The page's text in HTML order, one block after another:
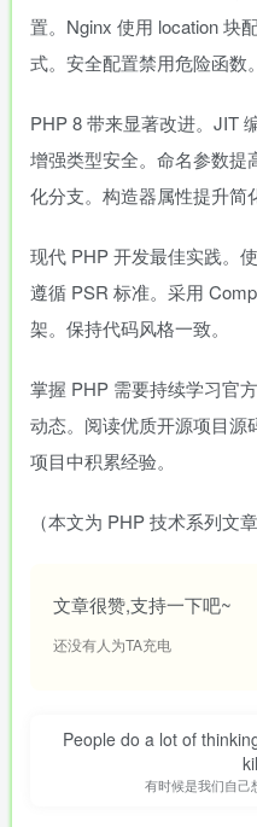
置。Nginx 使用 location 块
式。安全配置禁用危险函数。
PHP 8 带来显著改进。JIT
增强类型安全。命名参数提
化分支。构造器属性提升简
现代 PHP 开发最佳实践。
遵循 PSR 标准。采用
架。保持代码风格一致。
掌握 PHP 需要持续学习官
动态。阅读优质开源项目源
项目中积累经验。
（本文为 PHP 技术系列文
文章很赞,支持一下吧~
还没有人为TA充电
People do a lot of
有时候是我们自己